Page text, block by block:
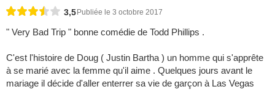
3,5 Publiée le 3 octobre 2017
" Very Bad Trip " bonne comédie de Todd Phillips .
C'est l'histoire de Doug ( Justin Bartha ) un homme qui s'apprête
à se marié avec la femme qu'il aime . Quelques jours avant le
mariage il décide d'aller enterrer sa vie de garçon à Las Vegas